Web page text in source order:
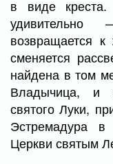
в виде
возвращается
сменяется
найдена в том
Владычица, и
святого Луки,
Эстремадура
Церкви святым